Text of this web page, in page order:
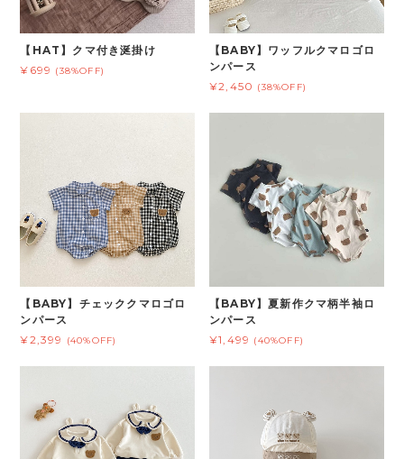
【HAT】クマ付き涎掛け
¥699 (38%OFF)
【BABY】ワッフルクマロゴロ
ンパース
¥2,450 (38%OFF)
【BABY】チェッククマロゴロ
ンパース
¥2,399
(40%OFF)
【BABY】夏新作クマ柄半袖ロ
ンパース
¥1,499 (40%OFF)